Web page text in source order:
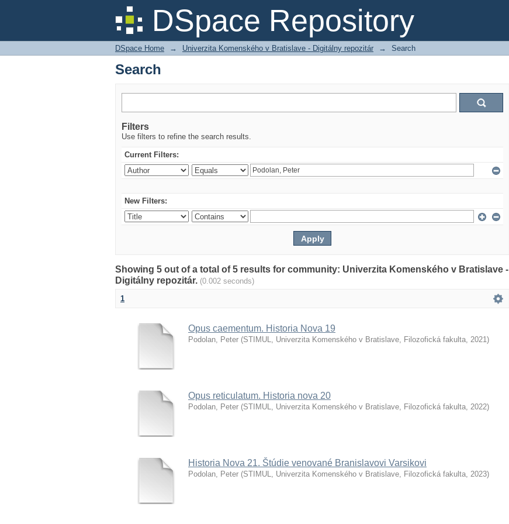
DSpace Repository
Search
DSpace Home → Univerzita Komenského v Bratislave - Digitálny repozitár → Search
Search
Filters
Use filters to refine the search results.
Current Filters:
New Filters:
Showing 5 out of a total of 5 results for community: Univerzita Komenského v Bratislave -
Digitálny repozitár. (0.002 seconds)
1
Opus caementum. Historia Nova 19
Podolan, Peter (STIMUL, Univerzita Komenského v Bratislave, Filozofická fakulta, 2021)
Opus reticulatum. Historia nova 20
Podolan, Peter (STIMUL, Univerzita Komenského v Bratislave, Filozofická fakulta, 2022)
Historia Nova 21. Štúdie venované Branislavovi Varsikovi
Podolan, Peter (STIMUL, Univerzita Komenského v Bratislave, Filozofická fakulta, 2023)